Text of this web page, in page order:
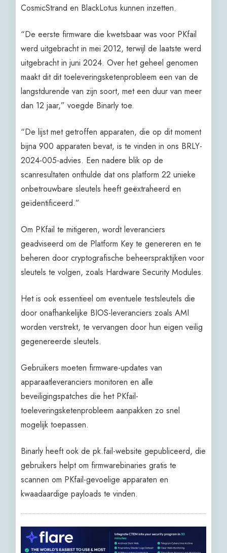
CosmicStrand en BlackLotus kunnen inzetten.
“De eerste firmware die kwetsbaar was voor PKfail
werd uitgebracht in mei 2012, terwijl de laatste werd
uitgebracht in juni 2024. Over het geheel genomen
maakt dit dit toeleveringsketenprobleem een van de
langstdurende van zijn soort, met een duur van meer
dan 12 jaar,” voegde Binarly toe.
“De lijst met getroffen apparaten, die op dit moment
bijna 900 apparaten bevat, is te vinden in ons BRLY-
2024-005-advies. Een nadere blik op de
scanresultaten onthulde dat ons platform 22 unieke
onbetrouwbare sleutels heeft geëxtraheerd en
geïdentificeerd.”
Om PKfail te mitigeren, wordt leveranciers
geadviseerd om de Platform Key te genereren en te
beheren door cryptografische beheerspraktijken voor
sleutels te volgen, zoals Hardware Security Modules.
Het is ook essentieel om eventuele testsleutels die
door onafhankelijke BIOS-leveranciers zoals AMI
worden verstrekt, te vervangen door hun eigen veilig
gegenereerde sleutels.
Gebruikers moeten firmware-updates van
apparaatleveranciers monitoren en alle
beveiligingspatches die het PKfail-
toeleveringsketenprobleem aanpakken zo snel
mogelijk toepassen.
Binarly heeft ook de pk.fail-website gepubliceerd, die
gebruikers helpt om firmwarebinaries gratis te
scannen om PKfail-gevoelige apparaten en
kwaadaardige payloads te vinden.